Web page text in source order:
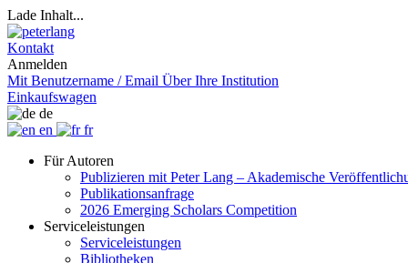
Lade Inhalt...
Kontakt
Anmelden
Mit Benutzername / Email Über Ihre Institution
Einkaufswagen
de
en
fr
Für Autoren
Publizieren mit Peter Lang – Akademische
Publikationsanfrage
2026 Emerging Scholars Competition
Serviceleistungen
Serviceleistungen
Bibliotheken